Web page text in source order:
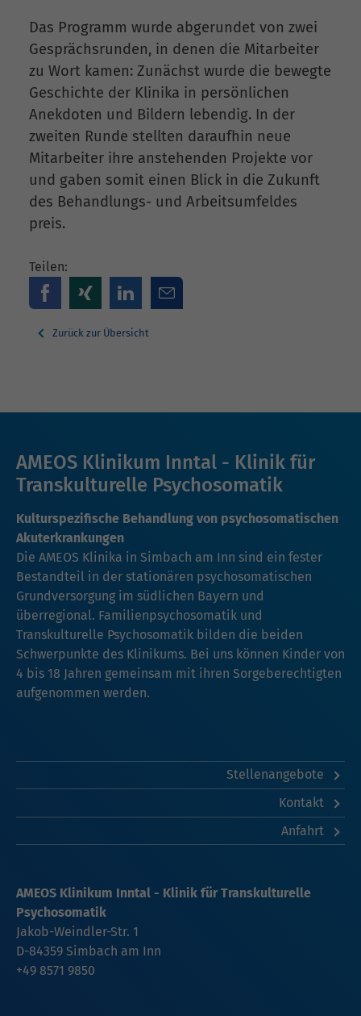
Das Programm wurde abgerundet von zwei
Gesprächsrunden, in denen die Mitarbeiter
zu Wort kamen: Zunächst wurde die bewegte
Geschichte der Klinika in persönlichen
Anekdoten und Bildern lebendig. In der
zweiten Runde stellten daraufhin neue
Mitarbeiter ihre anstehenden Projekte vor
und gaben somit einen Blick in die Zukunft
des Behandlungs- und Arbeitsumfeldes
preis.
Teilen:
Zurück zur Übersicht
AMEOS Klinikum Inntal - Klinik für
Transkulturelle Psychosomatik
Kulturspezifische Behandlung von psychosomatischen
Akuterkrankungen
Die AMEOS Klinika in Simbach am Inn sind ein fester
Bestandteil in der stationären psychosomatischen
Grundversorgung im südlichen Bayern und
überregional. Familienpsychosomatik und
Transkulturelle Psychosomatik bilden die beiden
Schwerpunkte des Klinikums. Bei uns können Kinder von
4 bis 18 Jahren gemeinsam mit ihren Sorgeberechtigten
aufgenommen werden.
Stellenangebote
Kontakt
Anfahrt
AMEOS Klinikum Inntal - Klinik für Transkulturelle
Psychosomatik
Jakob-Weindler-Str. 1
D-84359 Simbach am Inn
+49 8571 9850